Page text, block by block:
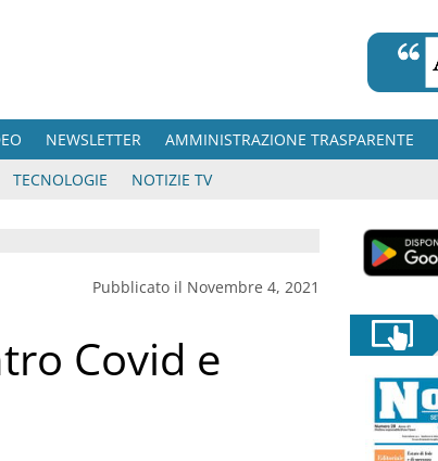
NEWSLETTER AMMINISTRAZIONE TRASPARENTE
TECNOLOGIE NOTIZIE TV
Pubblicato il Novembre 4, 2021
Covid e